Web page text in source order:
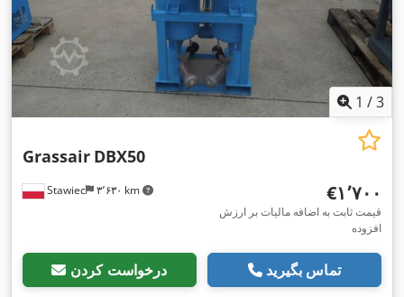
1 /3
Stawiec ۳٬۶۳۰ km
Grassair DBX50
‎€۱٬۷۰۰
قیمت ثابت به اضافه مالیات بر ارزش
افزوده
درخواست کردن تماس بگیرید